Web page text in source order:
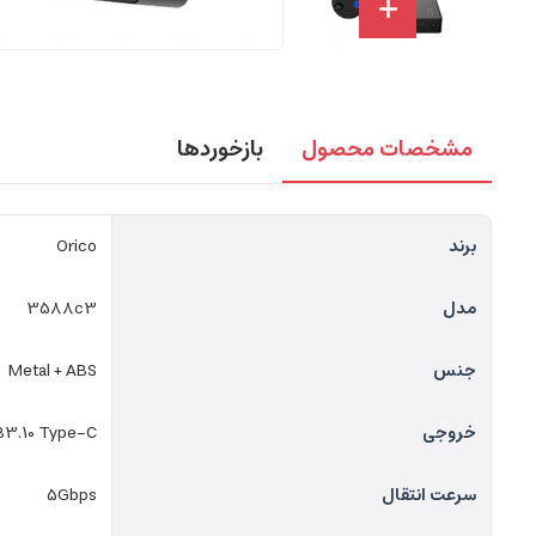
مشخصات محصول بازخوردها
برند Orico
مدل 3588c3
جنس Metal + ABS
خروجی Type-C
سرعت انتقال 5Gbps